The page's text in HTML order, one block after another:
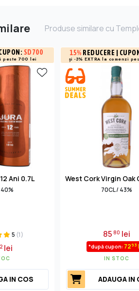
Produse similare cu
SD700
peste 700 lei
Ani 0.7L
5 (1)
lei
IN COS
15% REDUCERE |
și -3% EXTRA la comenzi
West Cork Virgin Oak
70CL / 43%
8580 lei
*după cupon: 7293
IN STOC
ADAUGA IN